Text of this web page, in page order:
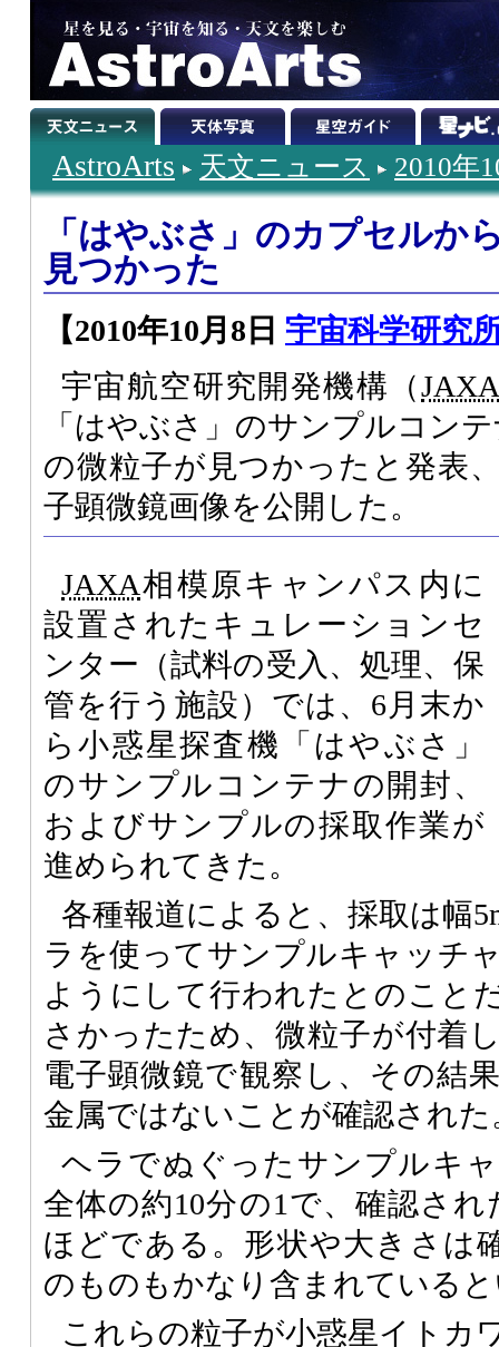
AstroArts 天文ニュース 2010年
「はやぶさ」のカプセルか
見つかった
【2010年10月8日 宇宙科学研究
宇宙航空研究開発機構（
「はやぶさ」のサンプルコン
の微粒子が見つかったと発表
子顕微鏡画像を公開した。
JAXA相模原キャンパス内に
設置されたキュレーションセ
ンター（試料の受入、処理、保
管を行う施設）では、6月末か
ら小惑星探査機「はやぶさ」
のサンプルコンテナの開封、
およびサンプルの採取作業が
進められてきた。
各種報道によると、採取は幅
ラを使ってサンプルキャッチ
ようにして行われたとのこと
さかったため、微粒子が付着
電子顕微鏡で観察し、その結
金属ではないことが確認された
ヘラでぬぐったサンプルキ
全体の約10分の1で、確認され
ほどである。形状や大きさは
のものもかなり含まれている
これらの粒子が小惑星イトカ